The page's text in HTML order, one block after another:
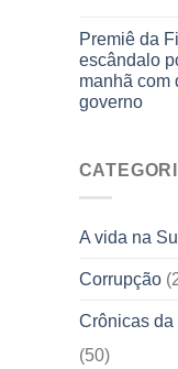
Premiê da
escândalo
manhã com
governo
A vida na
Corrupção
Crônicas
(50)